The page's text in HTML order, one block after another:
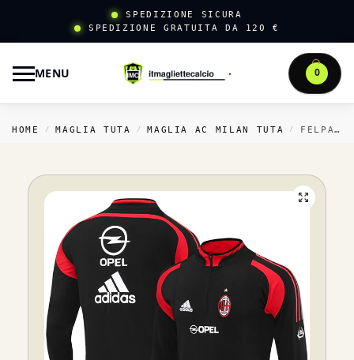
SPEDIZIONE SICURA
SPEDIZIONE GRATUITA DA 120 €
MENU 0
HOME / MAGLIA TUTA / MAGLIA AC MILAN TUTA / FELPA ALLENAMENTO AC MILAN 2004 2005 NERO